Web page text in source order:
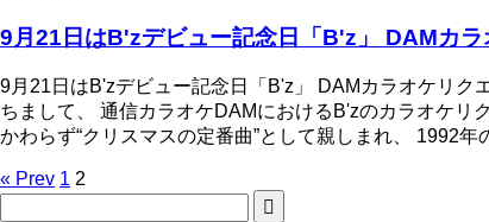
9月21日はB'zデビュー記念日「B'z」 DAMカ
9月21日はB'zデビュー記念日「B'z」 DAMカラオケリク
ちまして、 通信カラオケDAMにおけるB'zのカラオケリ
かわらず“クリスマスの定番曲”として親しまれ、 1992
« Prev 1 2